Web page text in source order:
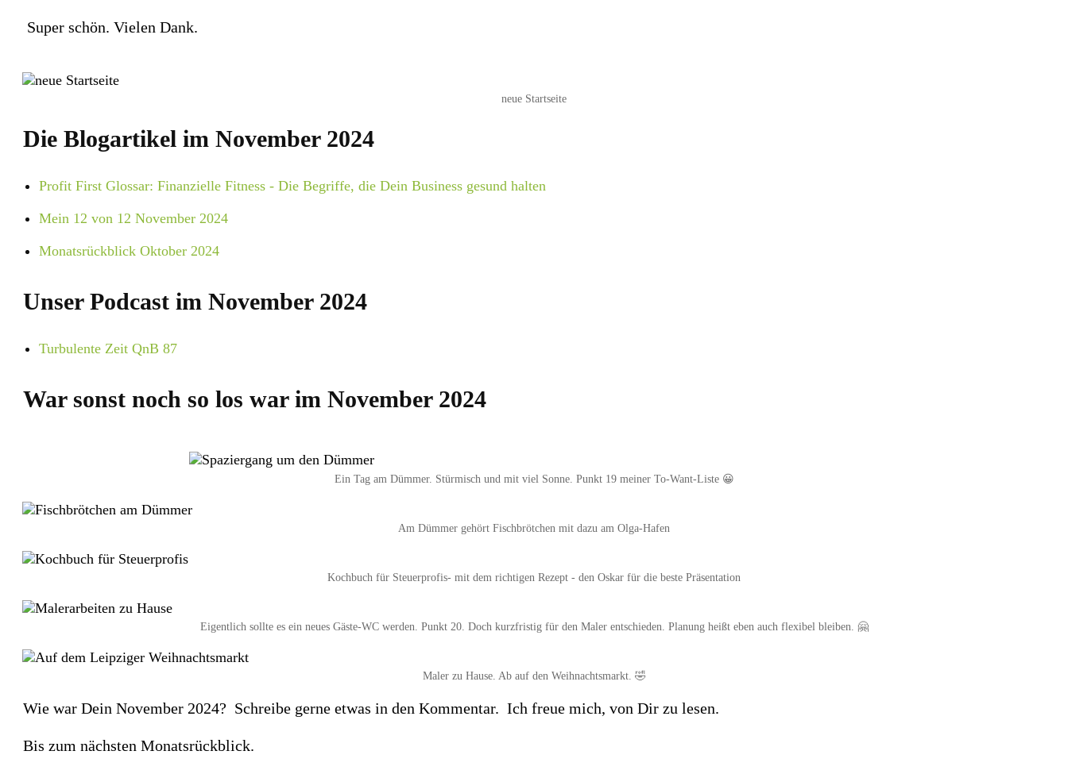
Super schön. Vielen Dank.
neue Startseite
Die Blogartikel im November 2024
Profit First Glossar: Finanzielle Fitness - Die Begriffe, die Dein Business gesund halten
Mein 12 von 12 November 2024
Monatsrückblick Oktober 2024
Unser Podcast im November 2024
Turbulente Zeit QnB 87
War sonst noch so los war im November 2024
Ein Tag am Dümmer. Stürmisch und mit viel Sonne. Punkt 19 meiner To-Want-Liste 😀
Am Dümmer gehört Fischbrötchen mit dazu am Olga-Hafen
Kochbuch für Steuerprofis- mit dem richtigen Rezept - den Oskar für die beste Präsentation
Eigentlich sollte es ein neues Gäste-WC werden. Punkt 20. Doch kurzfristig für den Maler entschieden. Planung heißt eben auch flexibel bleiben. 🤗
Maler zu Hause. Ab auf den Weihnachtsmarkt. 🤣
Wie war Dein November 2024? Schreibe gerne etwas in den Kommentar. Ich freue mich, von Dir zu lesen.
Bis zum nächsten Monatsrückblick.